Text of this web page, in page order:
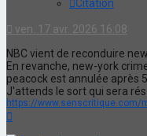
Citation
ven. 17 avr. 2026 16:08
NBC vient de reconduire
En revanche, new-york
peacock est annulée après
J'attends le sort qui sera
https://www.senscritique.com/